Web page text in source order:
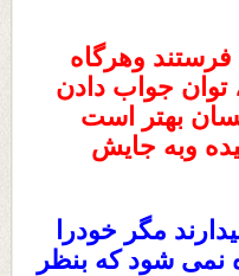
وهرگاه
توان جواب دادن
بهتر است
وبه جایش
مگر خودرا
نمی شود که بنظر